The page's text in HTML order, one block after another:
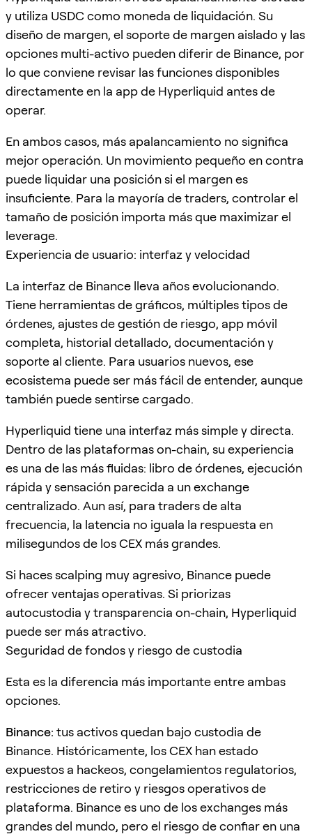
y utiliza USDC como moneda de liquidación. Su
diseño de margen, el soporte de margen aislado y las
opciones multi-activo pueden diferir de Binance, por
lo que conviene revisar las funciones disponibles
directamente en la app de Hyperliquid antes de
operar.
En ambos casos, más apalancamiento no significa
mejor operación. Un movimiento pequeño en contra
puede liquidar una posición si el margen es
insuficiente. Para la mayoría de traders, controlar el
tamaño de posición importa más que maximizar el
leverage.
Experiencia de usuario: interfaz y velocidad
La interfaz de Binance lleva años evolucionando.
Tiene herramientas de gráficos, múltiples tipos de
órdenes, ajustes de gestión de riesgo, app móvil
completa, historial detallado, documentación y
soporte al cliente. Para usuarios nuevos, ese
ecosistema puede ser más fácil de entender, aunque
también puede sentirse cargado.
Hyperliquid tiene una interfaz más simple y directa.
Dentro de las plataformas on-chain, su experiencia
es una de las más fluidas: libro de órdenes, ejecución
rápida y sensación parecida a un exchange
centralizado. Aun así, para traders de alta
frecuencia, la latencia no iguala la respuesta en
milisegundos de los CEX más grandes.
Si haces scalping muy agresivo, Binance puede
ofrecer ventajas operativas. Si priorizas
autocustodia y transparencia on-chain, Hyperliquid
puede ser más atractivo.
Seguridad de fondos y riesgo de custodia
Esta es la diferencia más importante entre ambas
opciones.
Binance: tus activos quedan bajo custodia de
Binance. Históricamente, los CEX han estado
expuestos a hackeos, congelamientos regulatorios,
restricciones de retiro y riesgos operativos de
plataforma. Binance es uno de los exchanges más
grandes del mundo, pero el riesgo de confiar en una